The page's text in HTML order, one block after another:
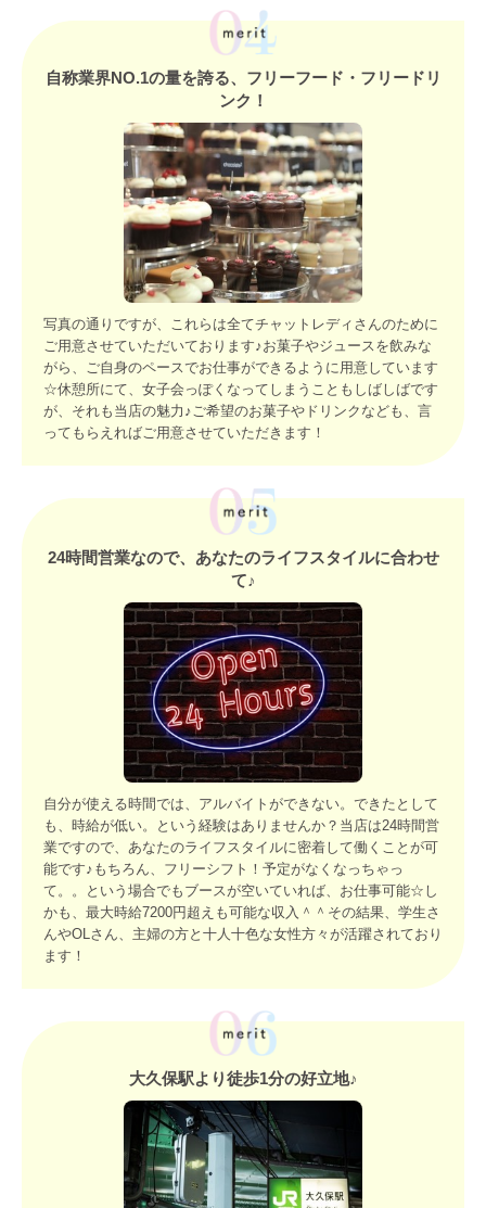
自称業界NO.1の量を誇る、フリーフード・フリードリ
ンク！
写真の通りですが、これらは全てチャットレディさんのために
ご用意させていただいております♪お菓子やジュースを飲みな
がら、ご自身のペースでお仕事ができるように用意しています
☆休憩所にて、女子会っぽくなってしまうこともしばしばです
が、それも当店の魅力♪ご希望のお菓子やドリンクなども、言
ってもらえればご用意させていただきます！
24時間営業なので、あなたのライフスタイルに合わせ
て♪
自分が使える時間では、アルバイトができない。できたとして
も、時給が低い。という経験はありませんか？当店は24時間営
業ですので、あなたのライフスタイルに密着して働くことが可
能です♪もちろん、フリーシフト！予定がなくなっちゃっ
て。。という場合でもブースが空いていれば、お仕事可能☆し
かも、最大時給7200円超えも可能な収入＾＾その結果、学生さ
んやOLさん、主婦の方と十人十色な女性方々が活躍されており
ます！
大久保駅より徒歩1分の好立地♪